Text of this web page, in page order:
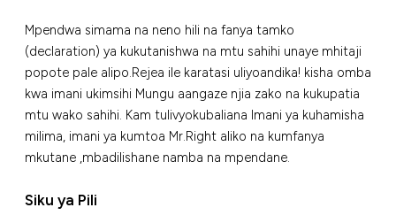
Mpendwa simama na neno hili na fanya tamko
(declaration) ya kukutanishwa na mtu sahihi unaye mhitaji
popote pale alipo.Rejea ile karatasi uliyoandika! kisha omba
kwa imani ukimsihi Mungu aangaze njia zako na kukupatia
mtu wako sahihi. Kam tulivyokubaliana Imani ya kuhamisha
milima, imani ya kumtoa Mr.Right aliko na kumfanya
mkutane ,mbadilishane namba na mpendane.
Siku ya Pili